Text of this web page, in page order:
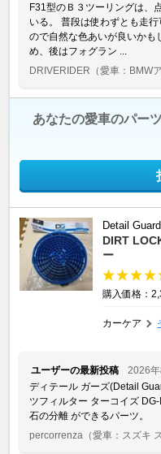
F31型のＢ３ツーリングは、
いる。 普段は使わずとも走
ので自然な色あいが良いかも
め、後はフォグラン ...
DRIVERIDER （愛車：BMW
あなたの愛車のパー
Detail
DIRT
ー
購入価格：
カーケア
ユーザーの最新投稿
2026
ディテール ガーズ(Detail
ツフィルター ターコイズ
石の分離 ができるパーツ。
percorrenza （愛車：スズキ